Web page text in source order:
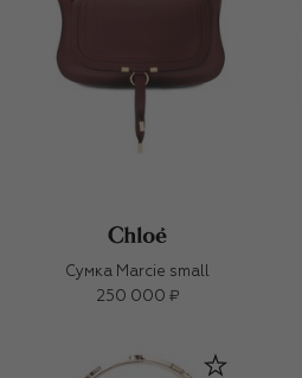
Сумка Marcie small
250 000 ₽